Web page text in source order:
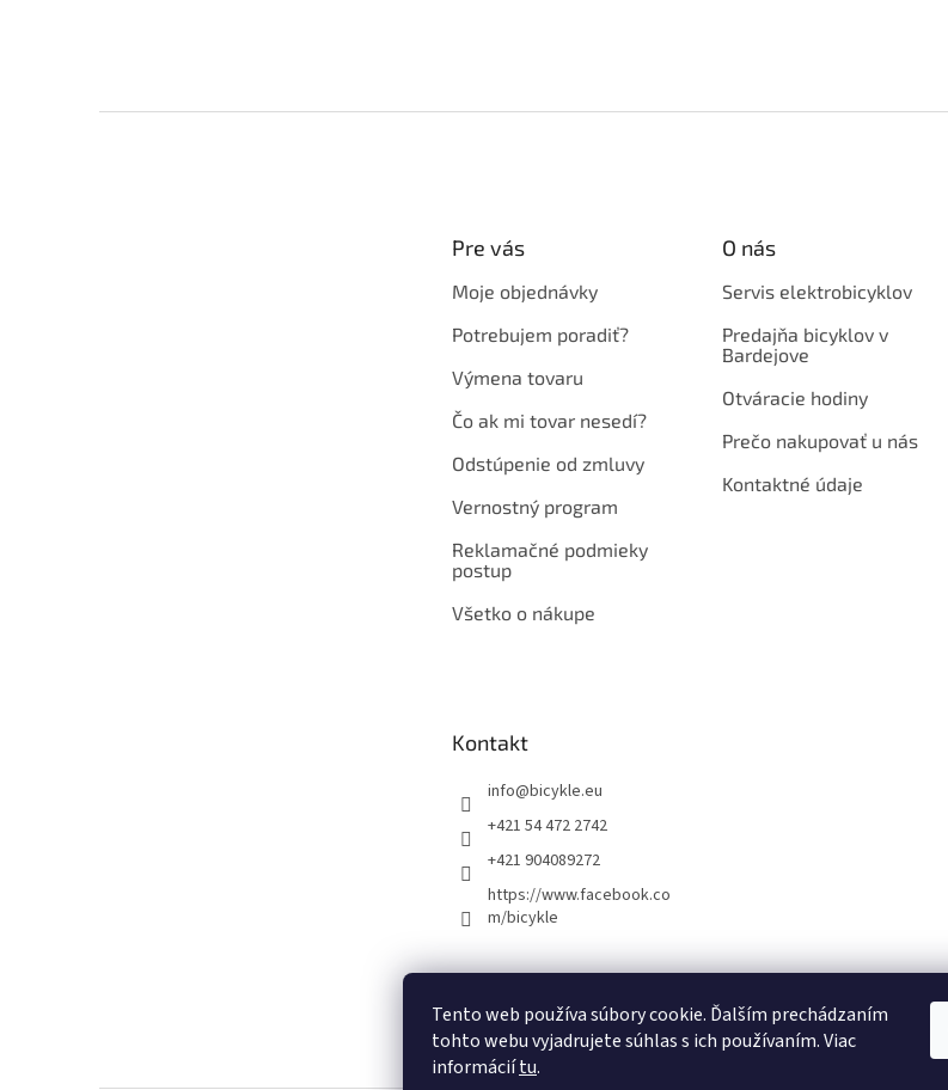
Tento web používa súbory cookie. Ďalším prechádzaním
tohto webu vyjadrujete súhlas s ich používaním. Viac
informáciítu.
Pre vás
Moje objednávky
Potrebujem poradiť?
Výmena tovaru
Čo ak mi tovar nesedí?
Odstúpenie od zmluvy
Vernostný program
Reklamačné podmieky
postup
Všetko o nákupe
O nás
Servis elektrobicyklov
Predajňa bicyklov v
Bardejove
Otváracie hodiny
Prečo nakupovať u nás
Kontaktné údaje
Kontakt
info@bicykle.eu
+421 54 472 2742
+421 904089272
https://www.facebook.co
m/bicykle